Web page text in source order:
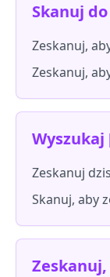
Skanuj
Zeskanuj,
Zeskanuj,
Zeskanuj
Skanuj, aby